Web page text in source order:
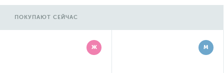
ПОКУПАЮТ СЕЙЧАС
Ж М